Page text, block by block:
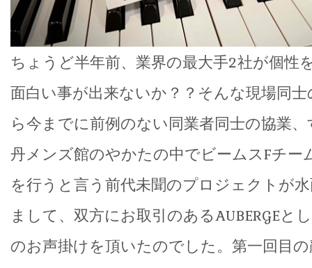
ちょうど半年前、業界の最大手2社が個性
面白い事が出来ないか？？そんな現場同
ら今までに前例のない同業者同士の協業
丹メンズ館のやかたの中でビームスFチー
を行うと言う前代未聞のプロジェクトが
まして、双方にお取引のあるAUBERGEと
のお声掛けを頂いたのでした。第一回目